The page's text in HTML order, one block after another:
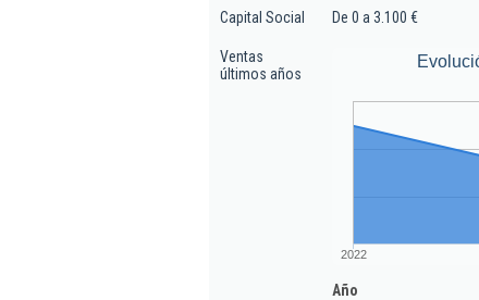
Capital Social De 0 a 3.100 €
Ventas
últimos años
2022
Año